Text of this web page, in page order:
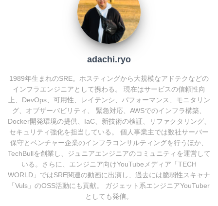
adachi.ryo
1989年生まれのSRE。ホスティングから大規模なアドテクなどの
インフラエンジニアとして携わる。 現在はサービスの信頼性向
上、DevOps、可用性、レイテンシ、パフォーマンス、モニタリン
グ、オブザーバビリティ、 緊急対応、AWSでのインフラ構築、
Docker開発環境の提供、IaC、新技術の検証、リファクタリング、
セキュリティ強化を担当している。 個人事業主では数社サーバー
保守とベンチャー企業のインフラコンサルティングを行うほか、
TechBullを創業し、ジュニアエンジニアのコミュニティを運営して
いる。さらに、エンジニア向けYouTubeメディア「TECH
WORLD」ではSRE関連の動画に出演し、過去には脆弱性スキャナ
「Vuls」のOSS活動にも貢献。 ガジェット系エンジニアYouTuber
としても発信。